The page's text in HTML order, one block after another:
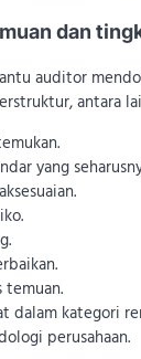
dan
auditor
antara
yang
dalam kategori
perusahaan.